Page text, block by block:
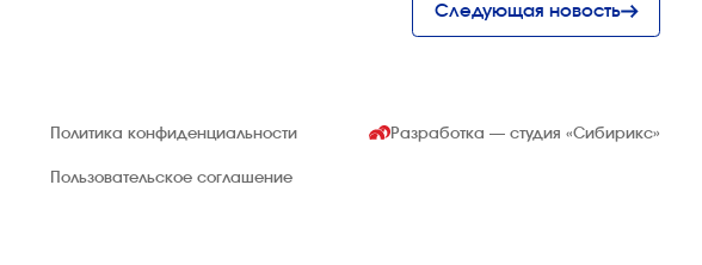
Следующая новость
Политика конфиденциальности
Пользовательское соглашение
Разработка — студия«Сибирикс»